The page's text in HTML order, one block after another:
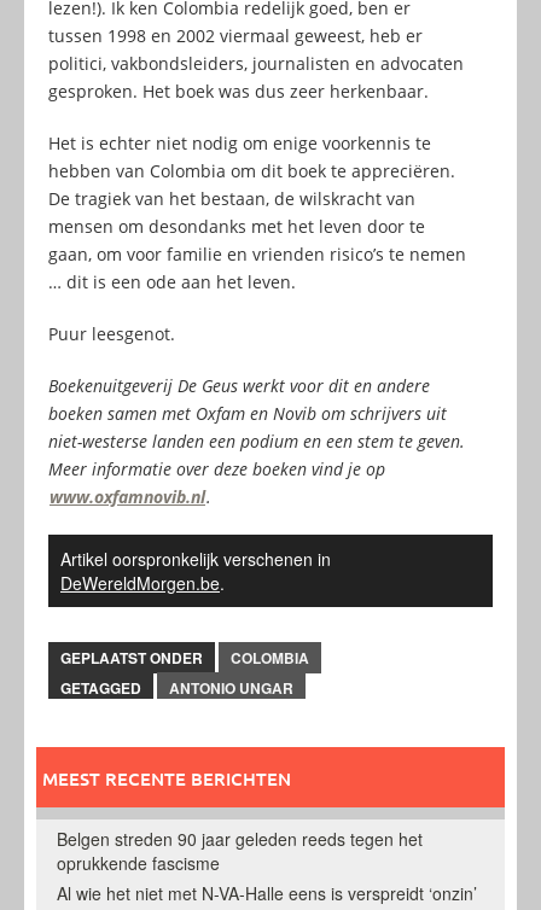
lezen!). Ik ken Colombia redelijk goed, ben er
tussen 1998 en 2002 viermaal geweest, heb er
politici, vakbondsleiders, journalisten en advocaten
gesproken. Het boek was dus zeer herkenbaar.
Het is echter niet nodig om enige voorkennis te
hebben van Colombia om dit boek te appreciëren.
De tragiek van het bestaan, de wilskracht van
mensen om desondanks met het leven door te
gaan, om voor familie en vrienden risico’s te nemen
… dit is een ode aan het leven.
Puur leesgenot.
Boekenuitgeverij De Geus werkt voor dit en andere
boeken samen met Oxfam en Novib om schrijvers uit
niet-westerse landen een podium en een stem te geven.
Meer informatie over deze boeken vind je op
www.oxfamnovib.nl.
Artikel oorspronkelijk verschenen in
DeWereldMorgen.be.
GEPLAATST ONDER
COLOMBIA
GETAGGED
ANTONIO UNGAR
MEEST RECENTE BERICHTEN
Belgen streden 90 jaar geleden reeds tegen het
oprukkende fascisme
Al wie het niet met N-VA-Halle eens is verspreidt ‘onzin’